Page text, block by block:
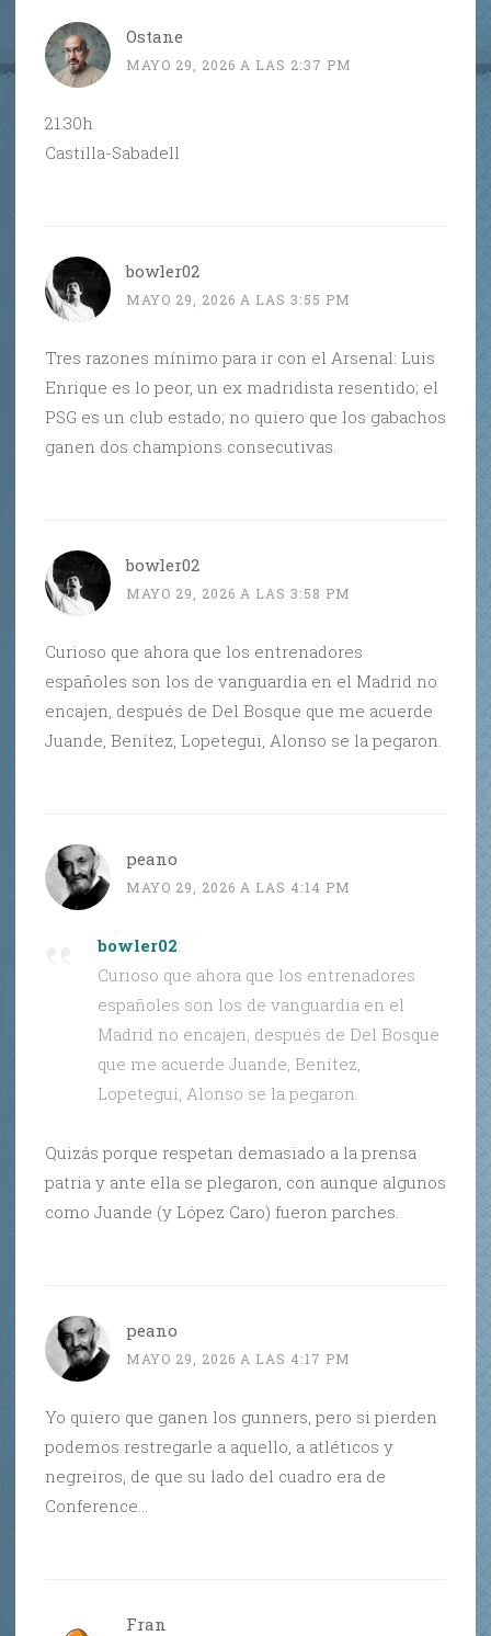
Ostane
MAYO 29, 2026 A LAS 2:37 PM
21.30h
Castilla-Sabadell
bowler02
MAYO 29, 2026 A LAS 3:55 PM
Tres razones mínimo para ir con el Arsenal: Luis
Enrique es lo peor, un ex madridista resentido; el
PSG es un club estado; no quiero que los gabachos
ganen dos champions consecutivas.
bowler02
MAYO 29, 2026 A LAS 3:58 PM
Curioso que ahora que los entrenadores
españoles son los de vanguardia en el Madrid no
encajen, después de Del Bosque que me acuerde
Juande, Benítez, Lopetegui, Alonso se la pegaron.
peano
MAYO 29, 2026 A LAS 4:14 PM
bowler02:
Curioso que ahora que los entrenadores
españoles son los de vanguardia en el
Madrid no encajen, después de Del Bosque
que me acuerde Juande, Benítez,
Lopetegui, Alonso se la pegaron.
Quizás porque respetan demasiado a la prensa
patria y ante ella se plegaron, con aunque algunos
como Juande (y López Caro) fueron parches.
peano
MAYO 29, 2026 A LAS 4:17 PM
Yo quiero que ganen los gunners, pero si pierden
podemos restregarle a aquello, a atléticos y
negreiros, de que su lado del cuadro era de
Conference…
Fran